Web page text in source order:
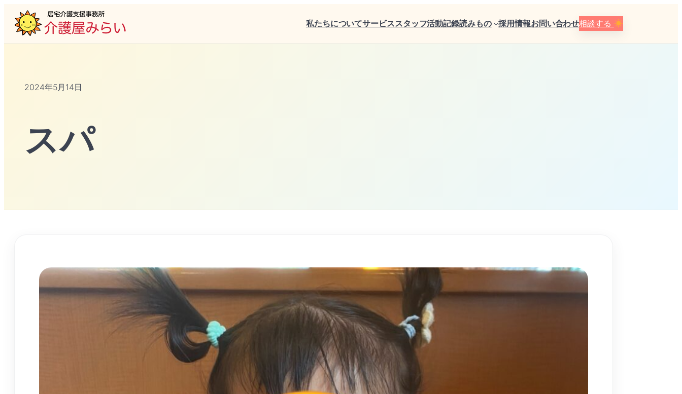
私たちについてサービススタッフ活動記録読みもの 採用情報お問い合わせ相談する
2024年5月14日
スパ